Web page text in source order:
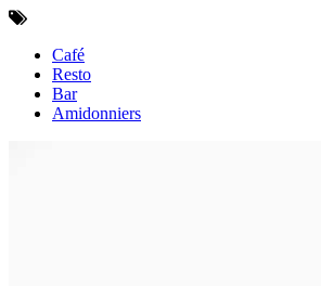
Café
Resto
Bar
Amidonniers